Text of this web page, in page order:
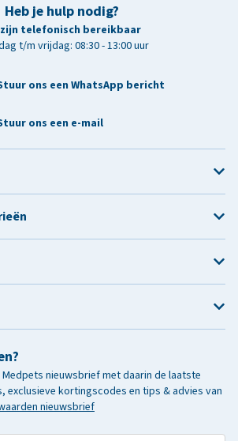
Heb je hulp nodig?
telefonisch bereikbaar
t/m vrijdag: 08:30 - 13:00 uur
ons een WhatsApp bericht
ons een e-mail
nieuwsbrief met daarin de laatste
exclusieve kortingscodes en tips & advies van
nieuwsbrief